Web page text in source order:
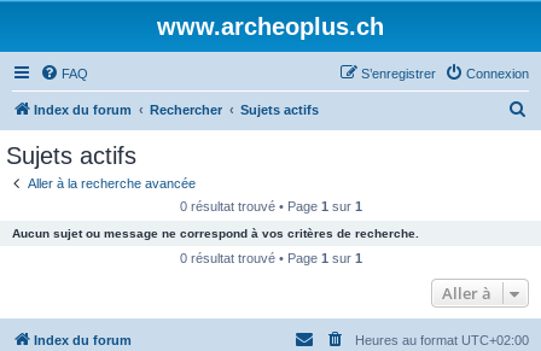
www.archeoplus.ch
FAQ Connexion
S’enregistrer
Index du forum Rechercher Sujets actifs
c
e
Sujets actifs
Aller à la recherche avancée
0 résultat trouvé • Page 1 sur 1
Aucun sujet ou message ne correspond à vos critères de recherche.
0 résultat trouvé • Page 1 sur 1
Aller à
Index du forum Heures au format UTC+02:00